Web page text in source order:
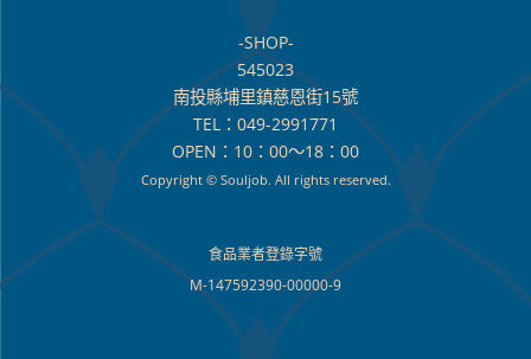
-SHOP-
545023
南投縣埔里鎮慈恩街15號
TEL：049-2991771
OPEN：10：00～18：00
Copyright © Souljob. All rights reserved.
食品業者登錄字號
M-147592390-00000-9